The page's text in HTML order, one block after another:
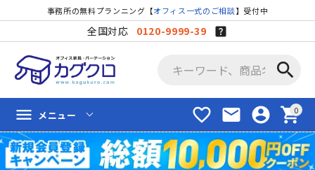
事務所の無料プランニング【オフィス一式のご相談】受付中
全国対応 0120-9999-39
search
favorite_border mail account_circle shopping_cart
menu メニュー